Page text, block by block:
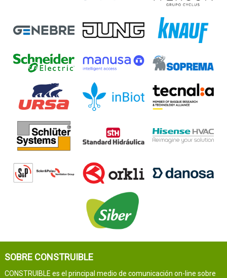
SOBRE CONSTRUIBLE
CONSTRUIBLE es el principal medio de comunicación on-line sobre